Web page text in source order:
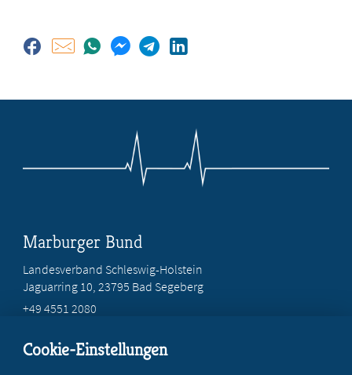
Marburger Bund
Landesverband Schleswig-Holstein
Jaguarring 10, 23795 Bad Segeberg
+49 4551 2080
Cookie-Einstellungen